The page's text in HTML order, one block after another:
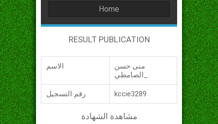
Home
RESULT PUBLICATION
الاسم
منى حسن
رقم التسجيل kccie3289
مشاهدة الشهادة